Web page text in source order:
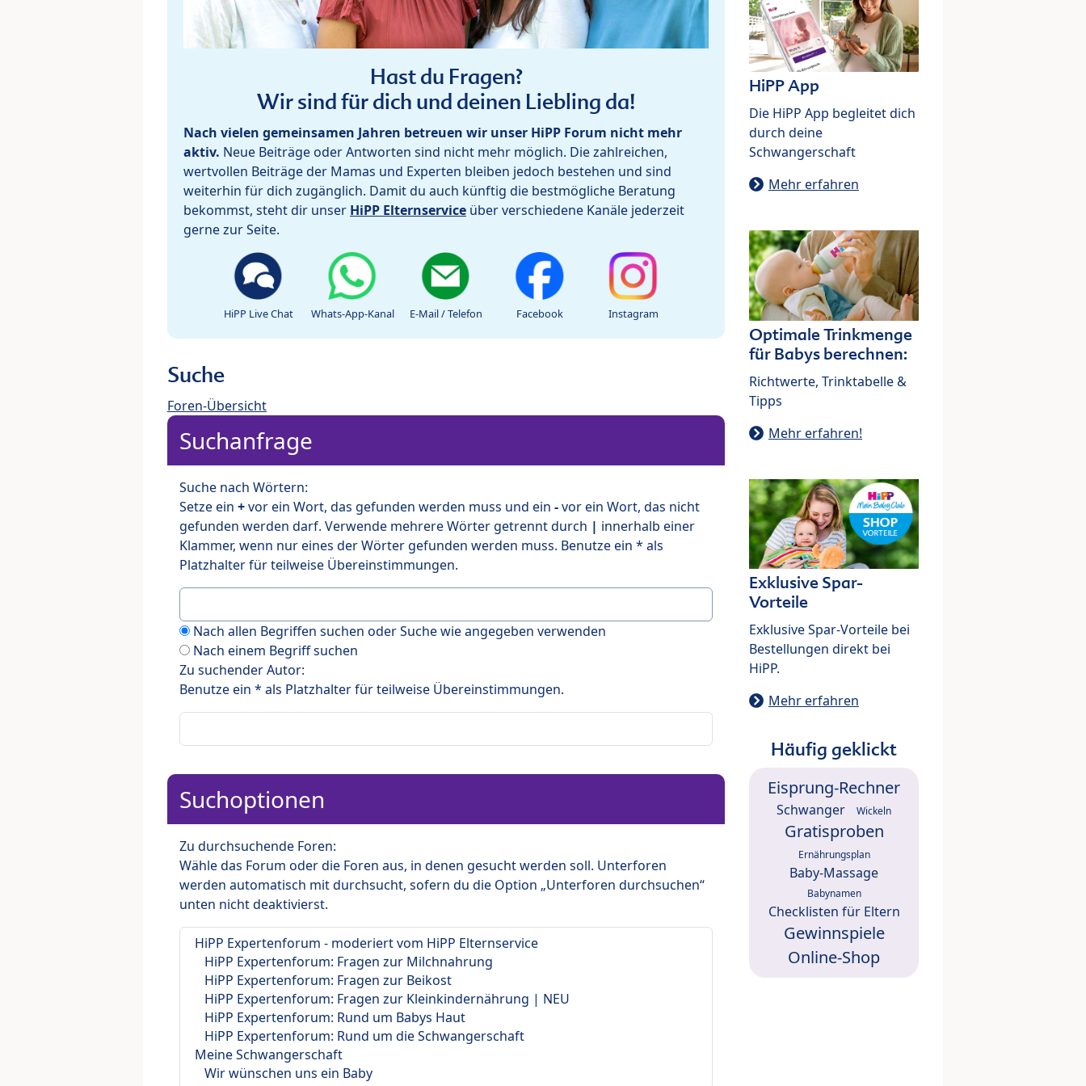
Hast du Fragen?
Wir sind für dich und deinen Liebling da!
Nach vielen gemeinsamen Jahren betreuen wir unser HiPP Forum nicht mehr
aktiv. Neue Beiträge oder Antworten sind nicht mehr möglich. Die zahlreichen,
wertvollen Beiträge der Mamas und Experten bleiben jedoch bestehen und sind
weiterhin für dich zugänglich. Damit du auch künftig die bestmögliche Beratung
bekommst, steht dir unser HiPP Elternservice über verschiedene Kanäle jederzeit
gerne zur Seite.
HiPP Live Chat Whats-App-Kanal E-Mail / Telefon Facebook Instagram
Suche
Foren-Übersicht
Suchanfrage
Suche nach Wörtern:
Setze ein +vor ein Wort, das gefunden werden muss und ein -vor ein Wort, das nicht
gefunden werden darf. Verwende mehrere Wörter getrennt durch | innerhalb einer
Klammer, wenn nur eines der Wörter gefunden werden muss. Benutze ein * als
Platzhalter für teilweise Übereinstimmungen.
Nach allen Begriffen suchen oder Suche wie angegeben verwenden
Nach einem Begriff suchen
Zu suchender Autor:
Benutze ein * als Platzhalter für teilweise Übereinstimmungen.
Suchoptionen
Zu durchsuchende Foren:
Wähle das Forum oder die Foren aus, in denen gesucht werden soll. Unterforen
werden automatisch mit durchsucht, sofern du die Option „Unterforen durchsuchen“
unten nicht deaktivierst.
HiPP App
Die HiPP App begleitet dich
durch deine
Schwangerschaft
Mehr erfahren
Optimale Trinkmenge
für Babys berechnen:
Richtwerte, Trinktabelle &
Tipps
Mehr erfahren!
Exklusive Spar-
Vorteile
Exklusive Spar-Vorteile bei
Bestellungen direkt bei
HiPP.
Mehr erfahren
Häufig geklickt
Eisprung-Rechner
Schwanger Wickeln
Gratisproben
Ernährungsplan
Baby-Massage
Babynamen
Checklisten für Eltern
Gewinnspiele
Online-Shop